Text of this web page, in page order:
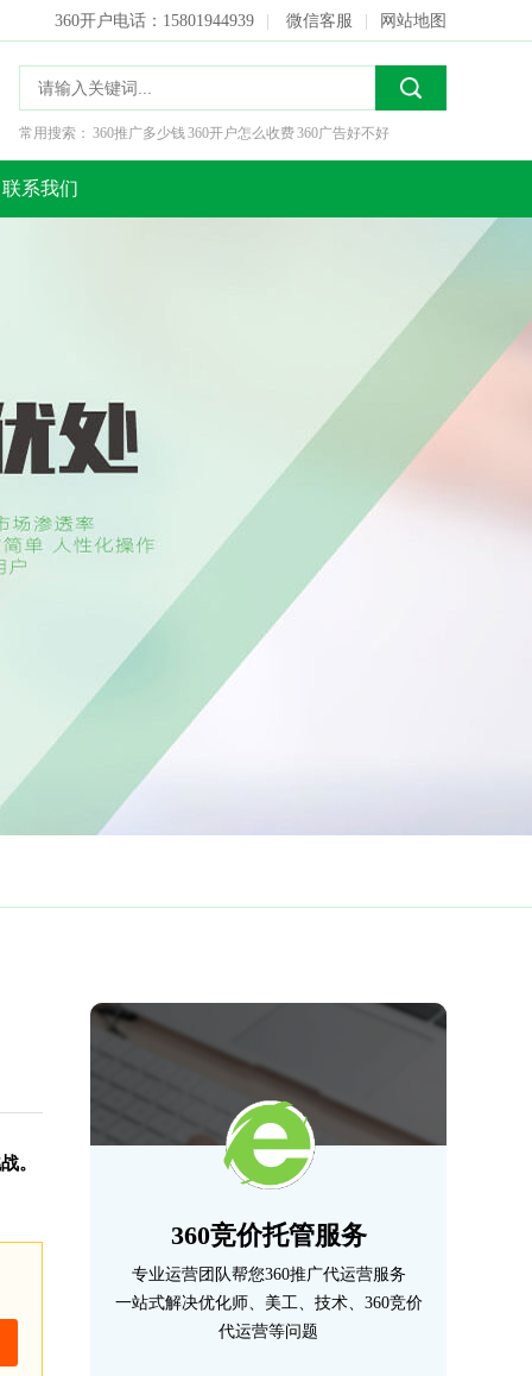
360开户电话：15801944939 微信客服 网站地图
常用搜索： 360推广多少钱360开户怎么收费360广告好不好
联系我们
360竞价托管服务
专业运营团队帮您360推广代运营服务
一站式解决优化师、美工、技术、360竞价
代运营等问题
。